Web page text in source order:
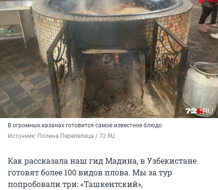
В огромных казанах готовится самое известное блюдо
Источник: Полина Перепелица / 72.RU
Как рассказала наш гид Мадина, в Узбекистане
готовят более 100 видов плова. Мы за тур
попробовали три: «Ташкентский»,